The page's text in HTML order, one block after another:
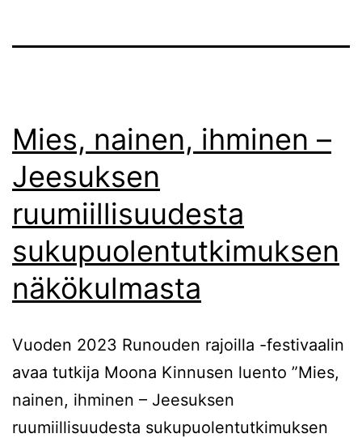
Mies, nainen, ihminen –
Jeesuksen
ruumiillisuudesta
sukupuolentutkimuksen
näkökulmasta
Vuoden 2023 Runouden rajoilla -festivaalin
avaa tutkija Moona Kinnusen luento ”Mies,
nainen, ihminen – Jeesuksen
ruumiillisuudesta sukupuolentutkimuksen